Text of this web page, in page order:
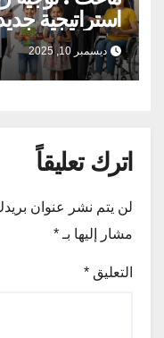
استراتيجية
الإنسان اولوية
ديسمبر 10, 2025
اترك تعليقاً
لن يتم نشر عنوان
مشار إليها بـ *
التعليق *